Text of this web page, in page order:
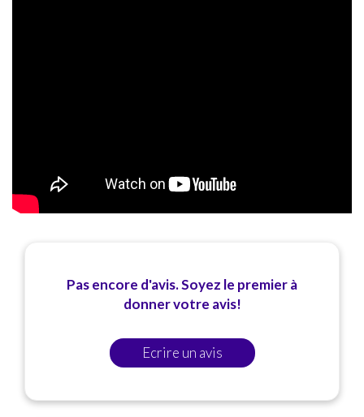
Pas encore d'avis. Soyez le premier à
donner votre avis!
Ecrire un avis